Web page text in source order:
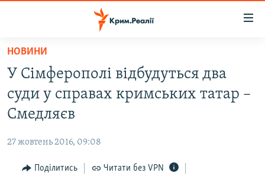
Перейти
основного
матеріалу
Перейти
до
основної
Перейти
НОВИНИ
ВОДА.КРИМ
ВІДЕО ТА ФОТО
БЛОГИ
ПОГЛЯД
НОВИНИ
У Сімферополі відбудуться два
суди у справах кримських татар –
Смедляєв
27 жовтень 2016, 09:08
Поділитись Читати без VPN